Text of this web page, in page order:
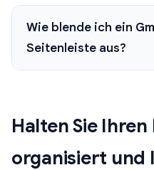
Wie blende ich ein
Seitenleiste aus?
Halten Sie
organisiert und